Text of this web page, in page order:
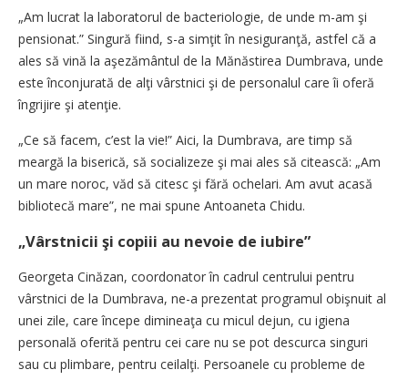
„Am lucrat la laboratorul de bacteriologie, de unde m-am şi
pensionat.” Singură fiind, s-a simţit în nesiguranţă, astfel că a
ales să vină la aşezământul de la Mănăstirea Dumbrava, unde
este înconjurată de alţi vârstnici şi de personalul care îi oferă
îngrijire şi atenţie.
„Ce să facem, c’est la vie!” Aici, la Dumbrava, are timp să
meargă la biserică, să socializeze şi mai ales să citească: „Am
un mare noroc, văd să citesc şi fără ochelari. Am avut acasă
bibliotecă mare”, ne mai spune Antoaneta Chidu.
„Vârstnicii şi copiii au nevoie de iubire”
Georgeta Cinăzan, coordonator în cadrul centrului pentru
vârstnici de la Dumbrava, ne-a prezentat programul obişnuit al
unei zile, care începe dimineaţa cu micul dejun, cu igiena
personală oferită pentru cei care nu se pot descurca singuri
sau cu plimbare, pentru ceilalţi. Persoanele cu probleme de